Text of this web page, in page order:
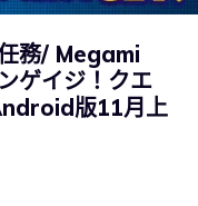
務/ Megami
ゲイジ！クエ
版11月上